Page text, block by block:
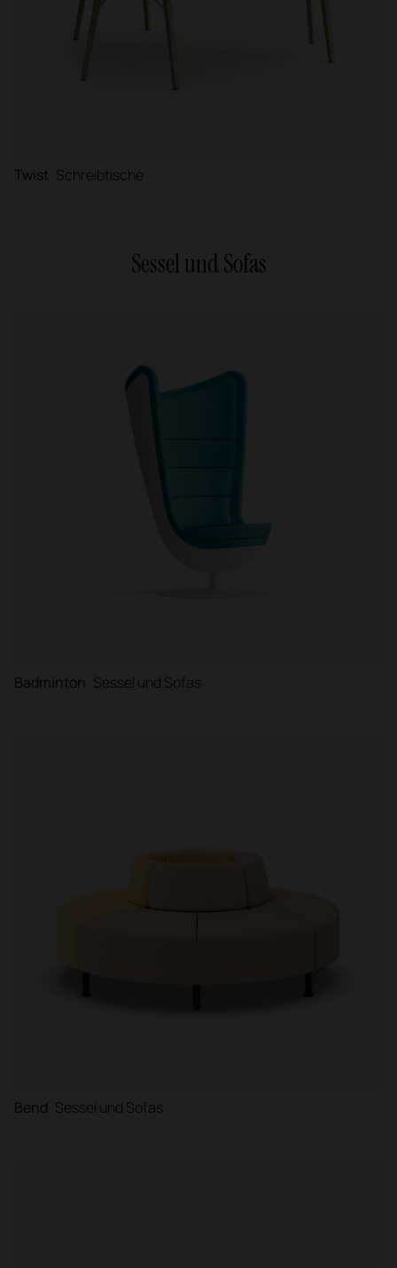
Twist Schreibtische
Sessel und Sofas
Badminton Sessel und Sofas
Bend Sessel und Sofas